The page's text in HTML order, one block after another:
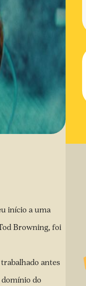
início a uma
Browning, foi
antes
do